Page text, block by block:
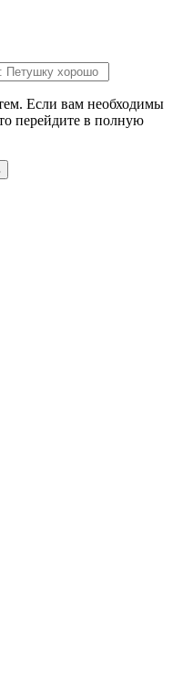
Если вам необходимы
перейдите в полную